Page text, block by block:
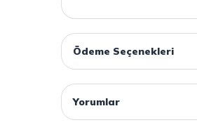
Ödeme Seçenekleri
Yorumlar